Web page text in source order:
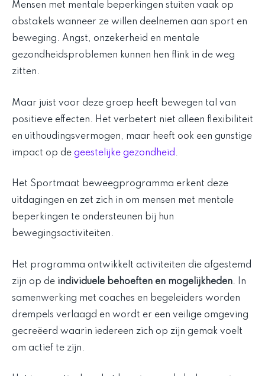
Mensen met mentale beperkingen stuiten vaak op
obstakels wanneer ze willen deelnemen aan sport en
beweging. Angst, onzekerheid en mentale
gezondheidsproblemen kunnen hen flink in de weg
zitten.
Maar juist voor deze groep heeft bewegen tal van
positieve effecten. Het verbetert niet alleen flexibiliteit
en uithoudingsvermogen, maar heeft ook een gunstige
impact op de geestelijke gezondheid .
Het Sportmaat beweegprogramma erkent deze
uitdagingen en zet zich in om mensen met mentale
beperkingen te ondersteunen bij hun
bewegingsactiviteiten.
Het programma ontwikkelt activiteiten die afgestemd
zijn op de individuele behoeften en mogelijkheden. In
samenwerking met coaches en begeleiders worden
drempels verlaagd en wordt er een veilige omgeving
gecreëerd waarin iedereen zich op zijn gemak voelt
om actief te zijn.